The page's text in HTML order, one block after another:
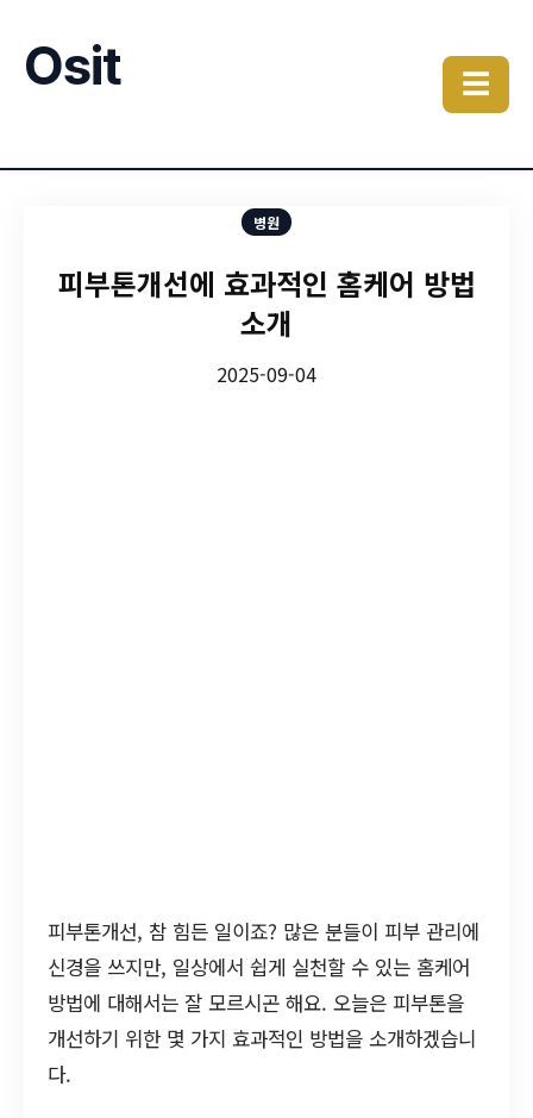
Osit ☰
병원
피부톤개선에 효과적인 홈케어 방법
소개
2025-09-04
피부톤개선, 참 힘든 일이죠? 많은 분들이 피부 관리에
신경을 쓰지만, 일상에서 쉽게 실천할 수 있는 홈케어
방법에 대해서는 잘 모르시곤 해요. 오늘은 피부톤을
개선하기 위한 몇 가지 효과적인 방법을 소개하겠습니
다.